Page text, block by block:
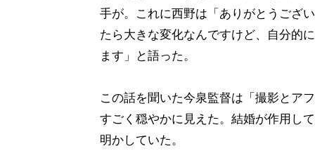
手が。これに西野は「ありがとうござ
たら大きな変化なんですけど、自分的
ます」と語った。
この話を聞いた今泉監督は「撮影とア
すごく穏やかに見えた。結婚が作用し
明かしていた。